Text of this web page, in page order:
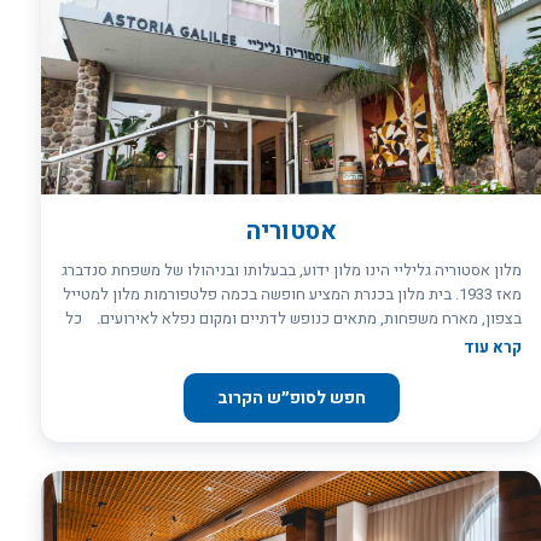
אסטוריה
מלון אסטוריה גליליי הינו מלון ידוע, בבעלותו ובניהולו של משפחת סנדברג
מאז 1933. בית מלון בכנרת המציע חופשה בכמה פלטפורמות מלון למטייל
בצפון, מארח משפחות, מתאים כנופש לדתיים ומקום נפלא לאירועים. כל
השטחים הציבוריים ורוב החדרים שופצו לאחרונה. המלון מציע אירוח
מודרניים ואופנתיים, מחולקים לשלוש קטגוריות, אשר שונות בגודל
תה וקפה כספת כספת (ברוב החדרים) מייבש שיער כמה חדרים עם
מרפסות חלק מהחדרים הינם זמינים לשימוש טריפל או לארבעה אנשים
דלפק קבלה הפועל 24 שעות ביממה אזור טרקלין נוח מאוד מציע גישה
קרא עוד
חפש לסופ״ש הקרוב